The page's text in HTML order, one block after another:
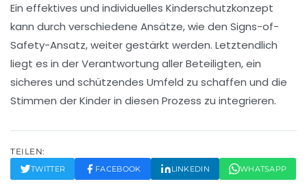
Ein effektives und individuelles Kinderschutzkonzept
kann durch verschiedene Ansätze, wie den Signs-of-
Safety-Ansatz, weiter gestärkt werden. Letztendlich
liegt es in der Verantwortung aller Beteiligten, ein
sicheres und schützendes Umfeld zu schaffen und die
Stimmen der Kinder in diesen Prozess zu integrieren.
TEILEN:
TWITTER FACEBOOK LINKEDIN WHATSAPP